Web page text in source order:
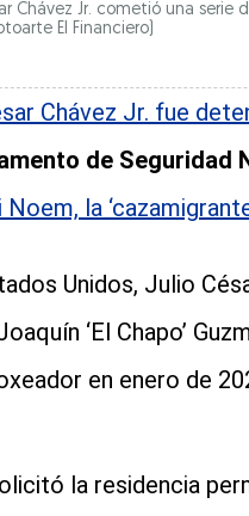
Chávez Jr. cometió una
El Financiero)
Chávez Jr. fue
de Seguridad
Noem, la
Unidos, Julio
‘El Chapo’
en enero de
la residencia